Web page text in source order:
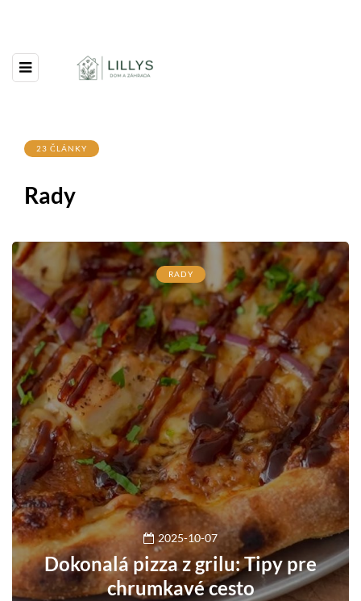
23 ČLÁNKY
Rady
RADY
2025-10-07
Dokonalá pizza z grilu: Tipy pre
chrumkavé cesto